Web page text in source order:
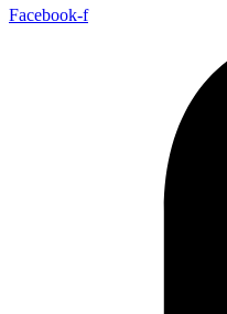
Facebook-f